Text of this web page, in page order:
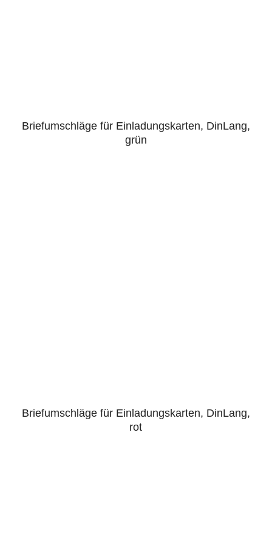
Briefumschläge für Einladungskarten, DinLang,
grün
Briefumschläge für Einladungskarten, DinLang,
rot